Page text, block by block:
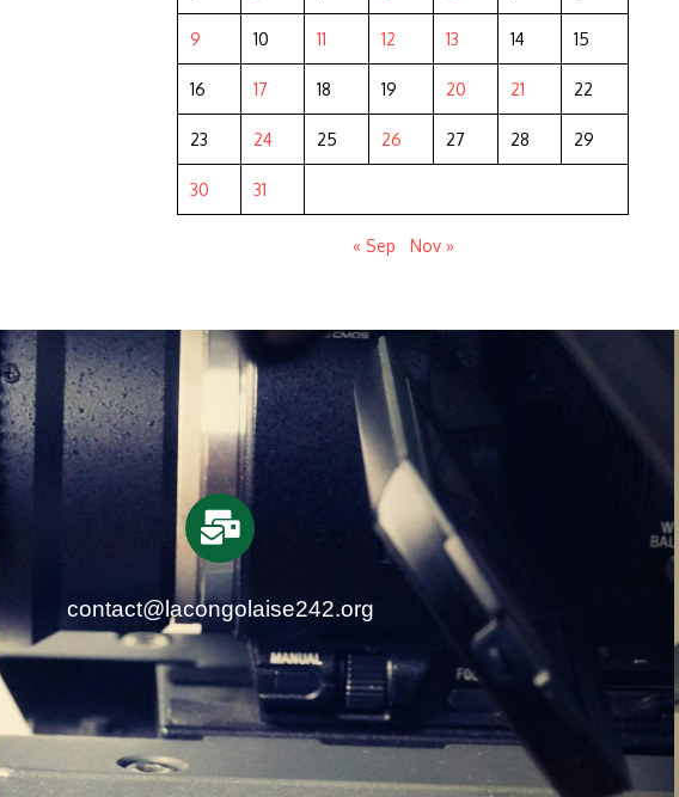
9 10 11 12 13 14 15
16 17 18 19 20 21 22
23 24 25 26 27 28 29
30 31
« Sep Nov »
contact@lacongolaise242.org